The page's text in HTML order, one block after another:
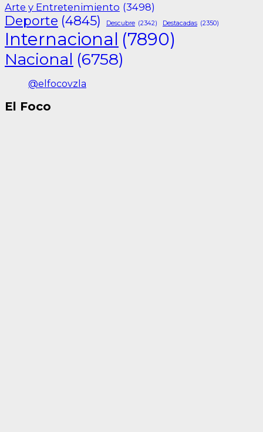
Arte y Entretenimiento (3498)
Deporte (4845) Descubre (2342) Destacadas (2350)
Internacional (7890)
Nacional (6758)
@elfocovzla
El Foco